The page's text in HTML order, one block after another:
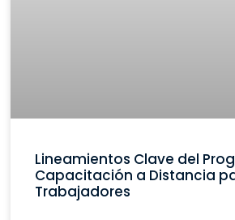
Lineamientos Clave del
Capacitación a Distancia
Trabajadores